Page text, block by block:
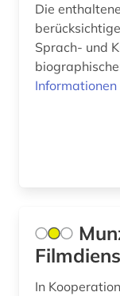
briefe (1)
brünn (1)
business (1)
Die
Sprach- und
Informationen
In